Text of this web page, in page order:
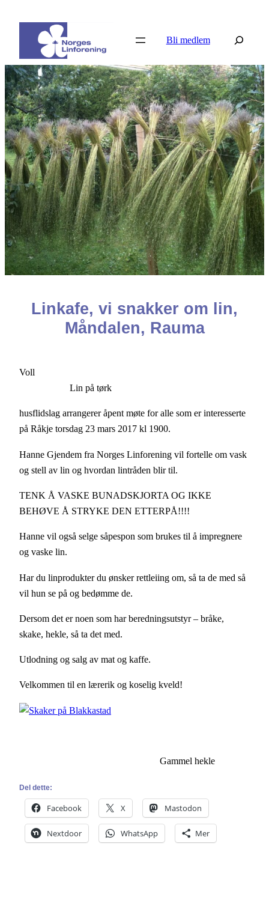
Bli medlem Søk
Linkafe, vi snakker om lin,
Måndalen, Rauma
Lin på tørk
Voll
husflidslag arrangerer åpent møte for alle som er interesserte
på Råkje torsdag 23 mars 2017 kl 1900.
Hanne Gjendem fra Norges Linforening vil fortelle om vask
og stell av lin og hvordan lintråden blir til.
TENK Å VASKE BUNADSKJORTA OG IKKE
BEHØVE Å STRYKE DEN ETTERPÅ!!!!
Hanne vil også selge såpespon som brukes til å impregnere
og vaske lin.
Har du linprodukter du ønsker rettleiing om, så ta de med så
vil hun se på og bedømme de.
Dersom det er noen som har beredningsutstyr – bråke,
skake, hekle, så ta det med.
Utlodning og salg av mat og kaffe.
Velkommen til en lærerik og koselig kveld!
Gammel hekle
Del dette:
Facebook X Mastodon
Nextdoor WhatsApp Mer